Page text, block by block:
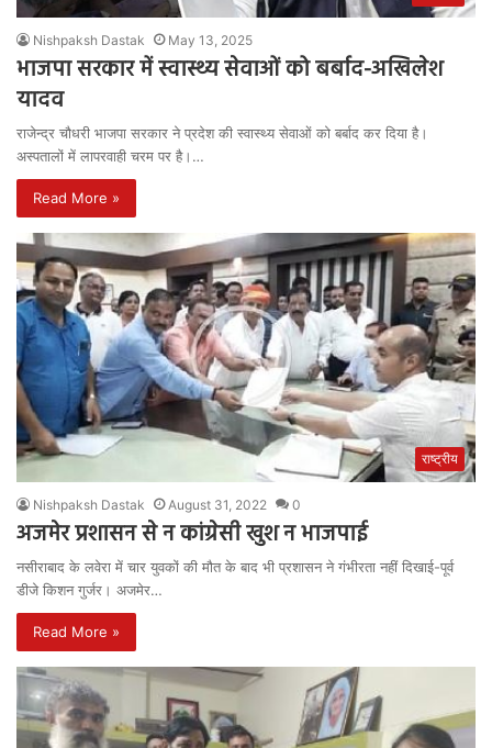
Nishpaksh Dastak May 13, 2025
भाजपा सरकार में स्वास्थ्य सेवाओं को बर्बाद-अखिलेश
यादव
राजेन्द्र चौधरी भाजपा सरकार ने प्रदेश की स्वास्थ्य सेवाओं को बर्बाद कर दिया है।
अस्पतालों में लापरवाही चरम पर है।…
Read More »
राष्ट्रीय
Nishpaksh Dastak August 31, 2022 0
अजमेर प्रशासन से न कांग्रेसी खुश न भाजपाई
नसीराबाद के लवेरा में चार युवकों की मौत के बाद भी प्रशासन ने गंभीरता नहीं दिखाई-पूर्व
डीजे किशन गुर्जर। अजमेर…
Read More »